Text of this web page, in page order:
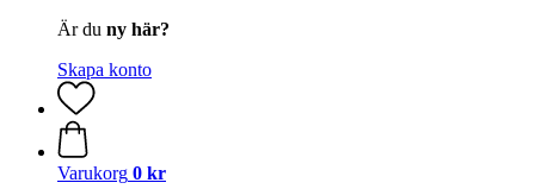
Är du ny här?
Skapa konto
Varukorg 0 kr